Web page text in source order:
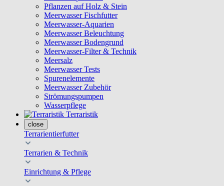
Pflanzen auf Holz & Stein
Meerwasser Fischfutter
Meerwasser-Aquarien
Meerwasser Beleuchtung
Meerwasser Bodengrund
Meerwasser-Filter & Technik
Meersalz
Meerwasser Tests
Spurenelemente
Meerwasser Zubehör
Strömungspumpen
Wasserpflege
Terraristik
close
Terrarientierfutter
Terrarien & Technik
Einrichtung & Pflege